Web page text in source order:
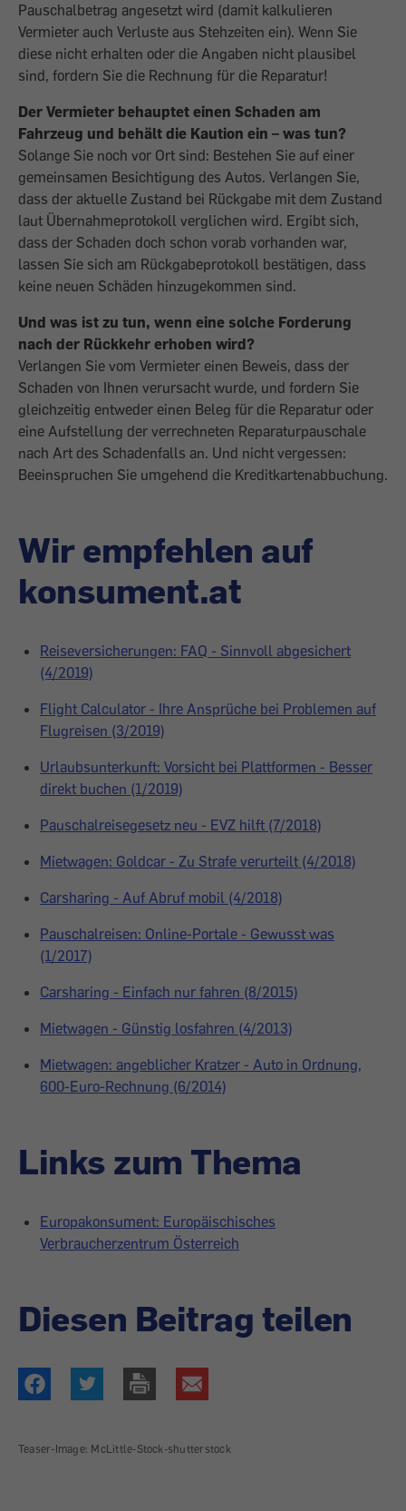
Pauschalbetrag angesetzt wird (damit kalkulieren
Vermieter auch Verluste aus Stehzeiten ein). Wenn Sie
diese nicht erhalten oder die Angaben nicht plausibel
sind, fordern Sie die Rechnung für die Reparatur!
Der Vermieter behauptet einen Schaden am
Fahrzeug und behält die Kaution ein – was tun?
Solange Sie noch vor Ort sind: Bestehen Sie auf einer
gemeinsamen Besichtigung des Autos. Verlangen Sie,
dass der aktuelle Zustand bei Rückgabe mit dem Zustand
laut Übernahmeprotokoll verglichen wird. Ergibt sich,
dass der Schaden doch schon vorab vorhanden war,
lassen Sie sich am Rückgabeprotokoll bestätigen, dass
keine neuen Schäden hinzugekommen sind.
Und was ist zu tun, wenn eine solche Forderung
nach der Rückkehr erhoben wird?
Verlangen Sie vom Vermieter einen Beweis, dass der
Schaden von Ihnen verursacht wurde, und fordern Sie
gleichzeitig entweder einen Beleg für die Reparatur oder
eine Aufstellung der verrechneten Reparaturpauschale
nach Art des Schadenfalls an. Und nicht vergessen:
Beeinspruchen Sie umgehend die Kreditkartenabbuchung.
Wir empfehlen auf
konsument.at
Reiseversicherungen: FAQ - Sinnvoll abgesichert
(4/2019)
Flight Calculator - Ihre Ansprüche bei Problemen auf
Flugreisen (3/2019)
Urlaubsunterkunft: Vorsicht bei Plattformen - Besser
direkt buchen (1/2019)
Pauschalreisegesetz neu - EVZ hilft (7/2018)
Mietwagen: Goldcar - Zu Strafe verurteilt (4/2018)
Carsharing - Auf Abruf mobil (4/2018)
Pauschalreisen: Online-Portale - Gewusst was
(1/2017)
Carsharing - Einfach nur fahren (8/2015)
Mietwagen - Günstig losfahren (4/2013)
Mietwagen: angeblicher Kratzer - Auto in Ordnung,
600-Euro-Rechnung (6/2014)
Links zum Thema
Europakonsument: Europäischisches
Verbraucherzentrum Österreich
Diesen Beitrag teilen
Teaser-Image: McLittle-Stock-shutterstock